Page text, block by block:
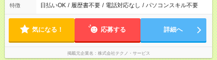
特徴 日払いOK / 履歴書不要 / 電話対応なし / パソコンスキル不要
気になる！ 応募する 詳細へ
掲載元企業名 株式会社テクノ・サービス